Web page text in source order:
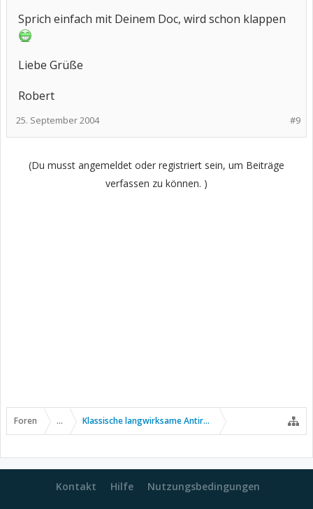
Sprich einfach mit Deinem Doc, wird schon klappen
Liebe Grüße
Robert
#9
25. September 2004
(Du musst angemeldet oder registriert sein, um Beiträge
verfassen zu können. )
Foren ... Klassische langwirksame Antirheumatika
Kontakt Hilfe Nutzungsbedingungen